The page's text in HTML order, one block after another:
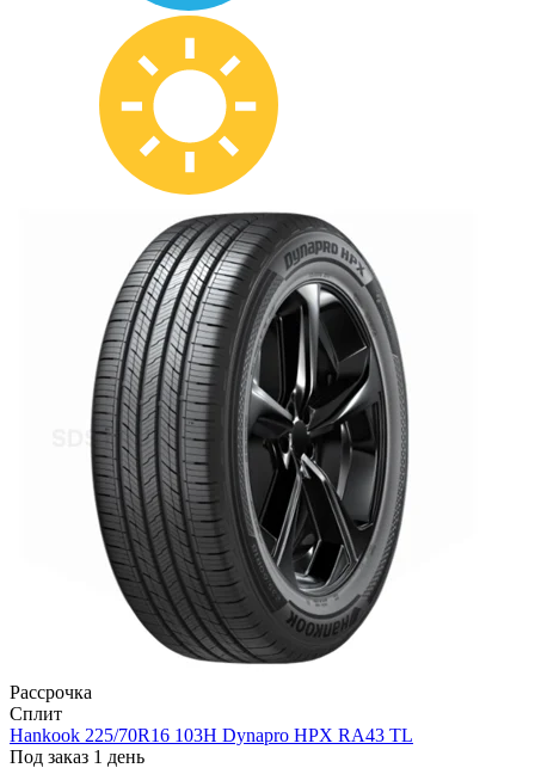
Рассрочка
Сплит
Hankook 225/70R16 103H Dynapro HPX RA43 TL
Под заказ 1 день